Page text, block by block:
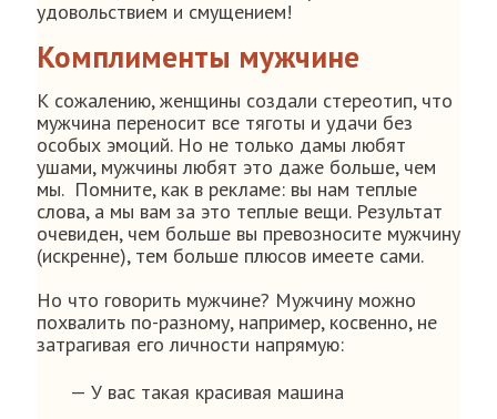
удовольствием и смущением!
Комплименты мужчине
К сожалению, женщины создали стереотип, что
мужчина переносит все тяготы и удачи без
особых эмоций. Но не только дамы любят
ушами, мужчины любят это даже больше, чем
мы. Помните, как в рекламе: вы нам теплые
слова, а мы вам за это теплые вещи. Результат
очевиден, чем больше вы превозносите мужчину
(искренне), тем больше плюсов имеете сами.
Но что говорить мужчине? Мужчину можно
похвалить по-разному, например, косвенно, не
затрагивая его личности напрямую:
— У вас такая красивая машина